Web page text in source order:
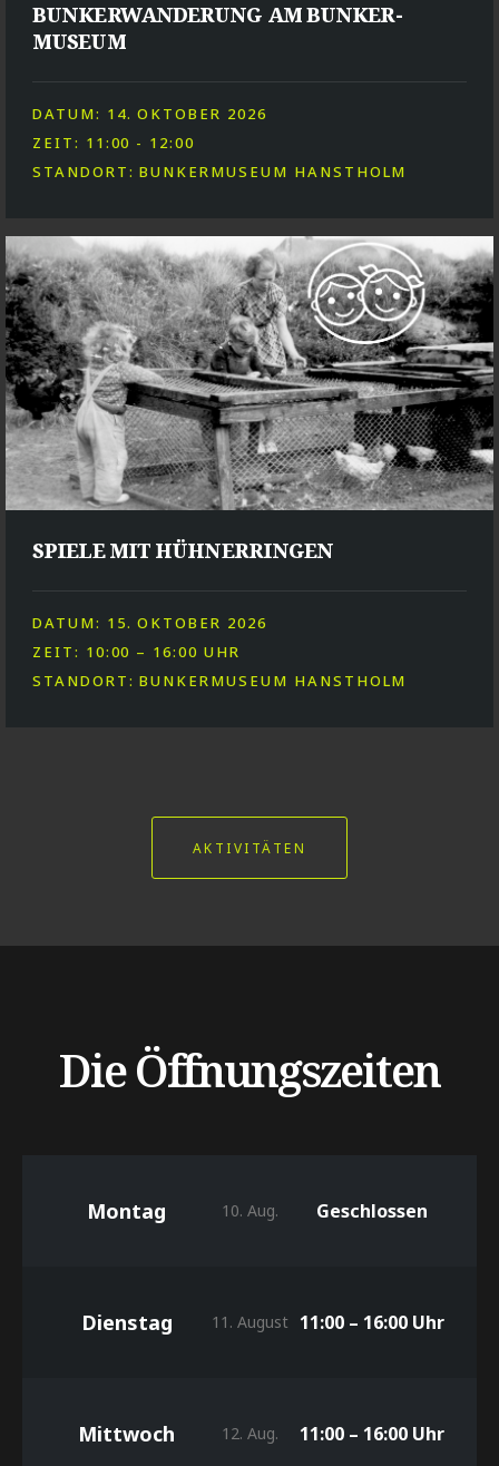
BUNKERWANDERUNG AM BUNKER-
MUSEUM
DATUM: 14. OKTOBER 2026
ZEIT: 11:00 - 12:00
STANDORT: BUNKERMUSEUM HANSTHOLM
SPIELE MIT HÜHNERRINGEN
DATUM: 15. OKTOBER 2026
ZEIT: 10:00 – 16:00 UHR
STANDORT: BUNKERMUSEUM HANSTHOLM
AKTIVITÄTEN
Die Öffnungszeiten
Montag 10. Aug. Geschlossen
Dienstag 11. August 11:00 – 16:00 Uhr
Mittwoch 12. Aug. 11:00 – 16:00 Uhr